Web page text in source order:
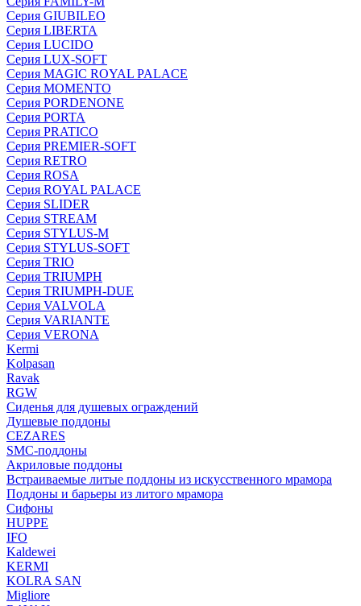
Серия GIUBILEO
Серия LIBERTA
Серия LUCIDO
Серия LUX-SOFT
Серия MAGIC ROYAL PALACE
Серия MOMENTO
Серия PORDENONE
Серия PORTA
Серия PRATICO
Серия PREMIER-SOFT
Серия RETRO
Серия ROSA
Серия ROYAL PALACE
Серия SLIDER
Серия STREAM
Серия STYLUS-M
Серия STYLUS-SOFT
Серия TRIO
Серия TRIUMPH
Серия TRIUMPH-DUE
Серия VALVOLA
Серия VARIANTE
Серия VERONA
Kermi
Kolpasan
Ravak
RGW
Сиденья для душевых ограждений
Душевые поддоны
CEZARES
SMC-поддоны
Акриловые поддоны
Встраиваемые литые поддоны из искусственного мрамора
Поддоны и барьеры из литого мрамора
Сифоны
HUPPE
IFO
Kaldewei
KERMI
KOLRA SAN
Migliore